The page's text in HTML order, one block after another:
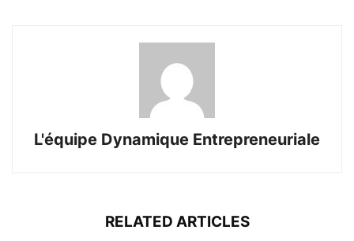
L'équipe Dynamique Entrepreneuriale
RELATED ARTICLES